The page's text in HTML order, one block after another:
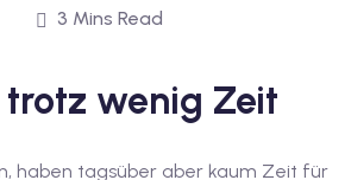
3 Mins Read
trotz wenig Zeit
haben tagsüber aber kaum Zeit für